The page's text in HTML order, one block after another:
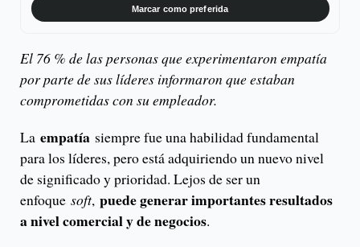
Marcar como preferida
El 76 % de las personas que experimentaron empatía
por parte de sus líderes informaron que estaban
comprometidas con su empleador.
La empatía siempre fue una habilidad fundamental
para los líderes, pero está adquiriendo un nuevo nivel
de significado y prioridad. Lejos de ser un
enfoque soft, puede generar importantes resultados
a nivel comercial y de negocios.